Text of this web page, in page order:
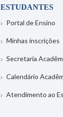
ESTUDANTES
Portal de Ensino
Minhas inscrições
Secretaria
Calendário
Atendimento ao